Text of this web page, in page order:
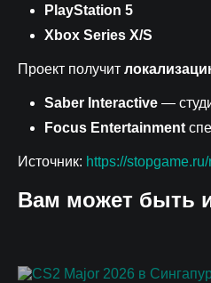
PlayStation 5
Xbox Series X/S
Проект получит
Saber Interactive —
Focus Entertainment
Источник: https://
Вам может быть